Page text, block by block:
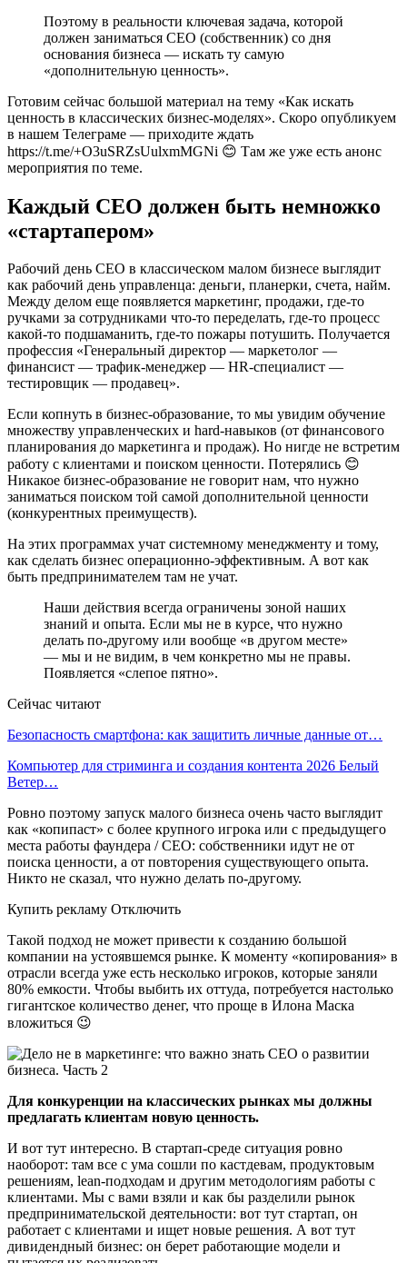
Поэтому в реальности ключевая задача, которой
должен заниматься CEO (собственник) со дня
основания бизнеса — искать ту самую
«дополнительную ценность».
Готовим сейчас большой материал на тему «Как искать
ценность в классических бизнес-моделях». Скоро опубликуем
в нашем Телеграме — приходите ждать
https://t.me/+O3uSRZsUulxmMGNi 😊 Там же уже есть анонс
мероприятия по теме.
Каждый CEO должен быть немножко
«стартапером»
Рабочий день CEO в классическом малом бизнесе выглядит
как рабочий день управленца: деньги, планерки, счета, найм.
Между делом еще появляется маркетинг, продажи, где-то
ручками за сотрудниками что-то переделать, где-то процесс
какой-то подшаманить, где-то пожары потушить. Получается
профессия «Генеральный директор — маркетолог —
финансист — трафик-менеджер — HR-специалист —
тестировщик — продавец».
Если копнуть в бизнес-образование, то мы увидим обучение
множеству управленческих и hard-навыков (от финансового
планирования до маркетинга и продаж). Но нигде не встретим
работу с клиентами и поиском ценности. Потерялись 😊
Никакое бизнес-образование не говорит нам, что нужно
заниматься поиском той самой дополнительной ценности
(конкурентных преимуществ).
На этих программах учат системному менеджменту и тому,
как сделать бизнес операционно-эффективным. А вот как
быть предпринимателем там не учат.
Наши действия всегда ограничены зоной наших
знаний и опыта. Если мы не в курсе, что нужно
делать по-другому или вообще «в другом месте»
— мы и не видим, в чем конкретно мы не правы.
Появляется «слепое пятно».
Сейчас читают
Безопасность смартфона: как защитить личные данные от…
Компьютер для стриминга и создания контента 2026 Белый
Ветер…
Ровно поэтому запуск малого бизнеса очень часто выглядит
как «копипаст» с более крупного игрока или с предыдущего
места работы фаундера / CEO: собственники идут не от
поиска ценности, а от повторения существующего опыта.
Никто не сказал, что нужно делать по-другому.
Купить рекламу Отключить
Такой подход не может привести к созданию большой
компании на устоявшемся рынке. К моменту «копирования» в
отрасли всегда уже есть несколько игроков, которые заняли
80% емкости. Чтобы выбить их оттуда, потребуется настолько
гигантское количество денег, что проще в Илона Маска
вложиться 😉
Для конкуренции на классических рынках мы должны
предлагать клиентам новую ценность.
И вот тут интересно. В стартап-среде ситуация ровно
наоборот: там все с ума сошли по кастдевам, продуктовым
решениям, lean-подходам и другим методологиям работы с
клиентами. Мы с вами взяли и как бы разделили рынок
предпринимательской деятельности: вот тут стартап, он
работает с клиентами и ищет новые решения. А вот тут
дивидендный бизнес: он берет работающие модели и